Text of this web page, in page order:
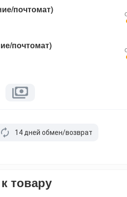
почтомат)
почтомат)
14 дней обмен/возврат
товару